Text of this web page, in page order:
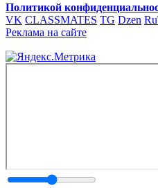
Политикой
VK CLASSMATES TG Dzen
Реклама на сайте